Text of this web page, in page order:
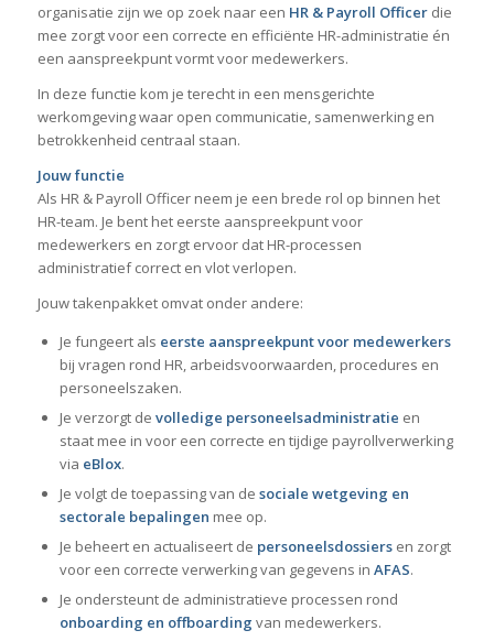
organisatie zijn we op zoek naar een HR & Payroll Officerdie
mee zorgt voor een correcte en efficiënte HR-administratie én
een aanspreekpunt vormt voor medewerkers.
In deze functie kom je terecht in een mensgerichte
werkomgeving waar open communicatie, samenwerking en
betrokkenheid centraal staan.
Jouw functie
Als HR & Payroll Officer neem je een brede rol op binnen het
HR-team. Je bent het eerste aanspreekpunt voor
medewerkers en zorgt ervoor dat HR-processen
administratief correct en vlot verlopen.
Jouw takenpakket omvat onder andere:
Je fungeert als eerste aanspreekpunt voor medewerkers
bij vragen rond HR, arbeidsvoorwaarden, procedures en
personeelszaken.
Je verzorgt de volledige personeelsadministratie en
staat mee in voor een correcte en tijdige payrollverwerking
via eBlox.
Je volgt de toepassing van de sociale wetgeving en
sectorale bepalingen mee op.
Je beheert en actualiseert de personeelsdossiersen zorgt
voor een correcte verwerking van gegevens in AFAS.
Je ondersteunt de administratieve processen rond
onboarding en offboarding van medewerkers.